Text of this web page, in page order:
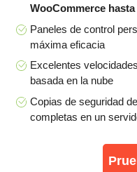
WooCommerce
Paneles de control
máxima eficacia
Excelentes
basada en la nube
Copias de seguridad
completas en un